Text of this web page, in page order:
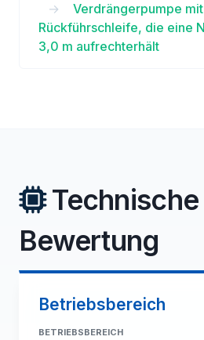
→
Verdrängerpumpe mit
Rückführschleife, die eine
3,0 m aufrechterhält
Technische
Bewertung
Betriebsbereich
BETRIEBSBEREICH